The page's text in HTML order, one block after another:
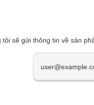
tôi sẽ gửi thông tin về sản